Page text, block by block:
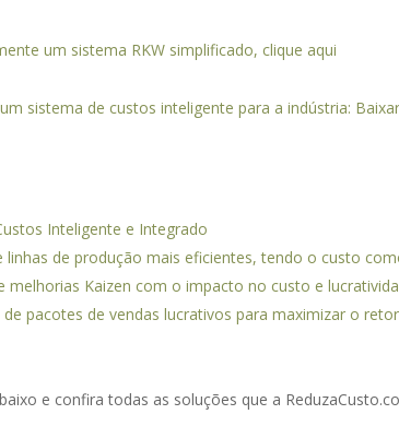
um sistema RKW simplificado, clique aqui
sistema de custos inteligente para a indústria:
Inteligente e Integrado
linhas de produção mais eficientes, tendo o custo
melhorias Kaizen com o impacto no custo e
pacotes de vendas lucrativos para maximizar o
e confira todas as soluções que a